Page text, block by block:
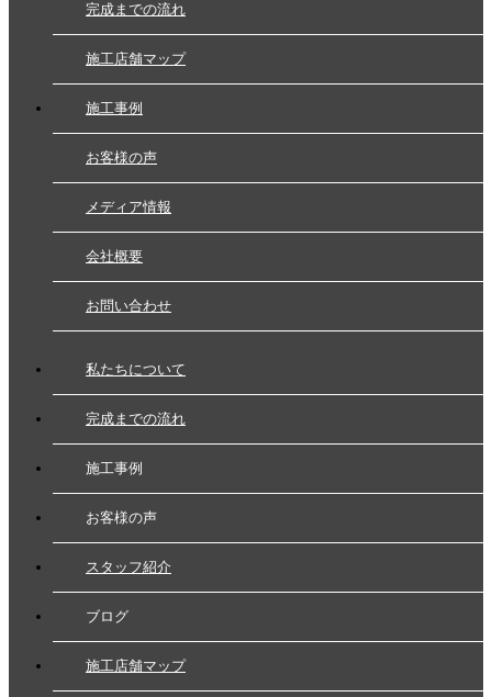
完成までの流れ
施工店舗マップ
施工事例
お客様の声
メディア情報
会社概要
お問い合わせ
私たちについて
完成までの流れ
施工事例
お客様の声
スタッフ紹介
ブログ
施工店舗マップ